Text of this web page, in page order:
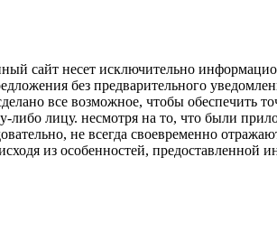
сайт несет исключительно
без предварительного
все возможное, чтобы обеспечить
либо лицу. несмотря на то, что были
не всегда своевременно
из особенностей, предоставленной